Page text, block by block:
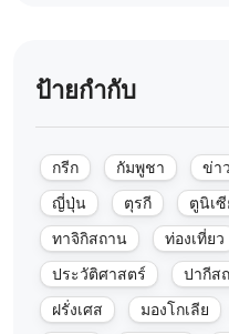
ป้ายกำกับ
กรีก กัมพูชา ข่า
ญี่ปุ่น
ตุรกี ตูนิเซี
ทาจิกิสถาน
ท่องเที่ยว
ประวัติศาสตร์
ปากีส
ฝรั่งเศส
มองโกเลีย